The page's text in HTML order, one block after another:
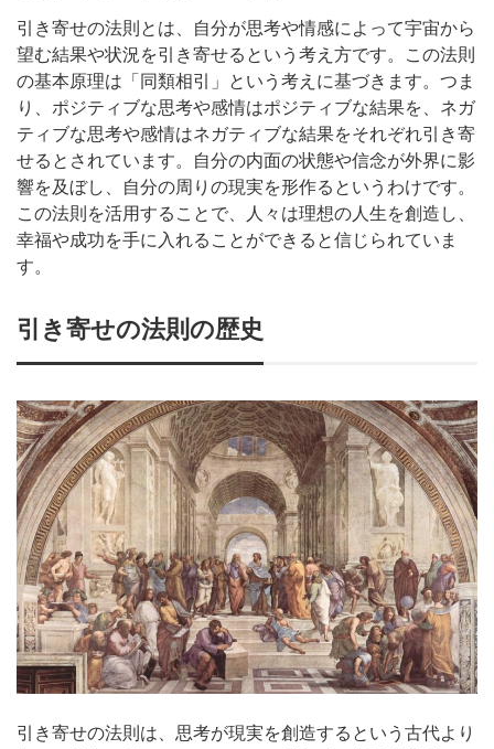
引き寄せの法則とは、自分が思考や情感によって宇宙から
望む結果や状況を引き寄せるという考え方です。この法則
の基本原理は「同類相引」という考えに基づきます。つま
り、ポジティブな思考や感情はポジティブな結果を、ネガ
ティブな思考や感情はネガティブな結果をそれぞれ引き寄
せるとされています。自分の内面の状態や信念が外界に影
響を及ぼし、自分の周りの現実を形作るというわけです。
この法則を活用することで、人々は理想の人生を創造し、
幸福や成功を手に入れることができると信じられていま
す。
引き寄せの法則の歴史
引き寄せの法則は、思考が現実を創造するという古代より